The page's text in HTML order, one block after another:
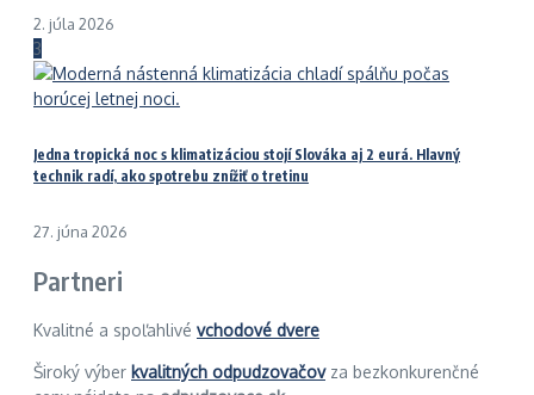
2. júla 2026
3
Jedna tropická noc s klimatizáciou stojí Slováka aj 2 eurá. Hlavný
technik radí, ako spotrebu znížiť o tretinu
27. júna 2026
Partneri
Kvalitné a spoľahlivé vchodové dvere
Široký výber kvalitných odpudzovačovza bezkonkurenčné